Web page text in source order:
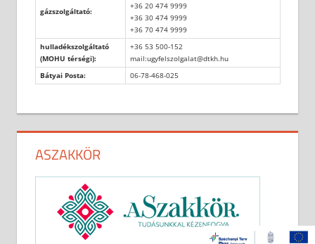
gázszolgáltató:
+36 20 474 9999
+36 30 474 9999
+36 70 474 9999
hulladékszolgáltató
(MOHU térségi):
+36 53 500-152
mail:ugyfelszolgalat@dtkh.hu
Bátyai Posta:
06-78-468-025
ASZAKKÖR